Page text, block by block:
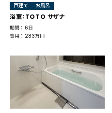
戸建て お風呂
浴室：TOTO サザナ
期間 ： 6日
費用 ： 283万円